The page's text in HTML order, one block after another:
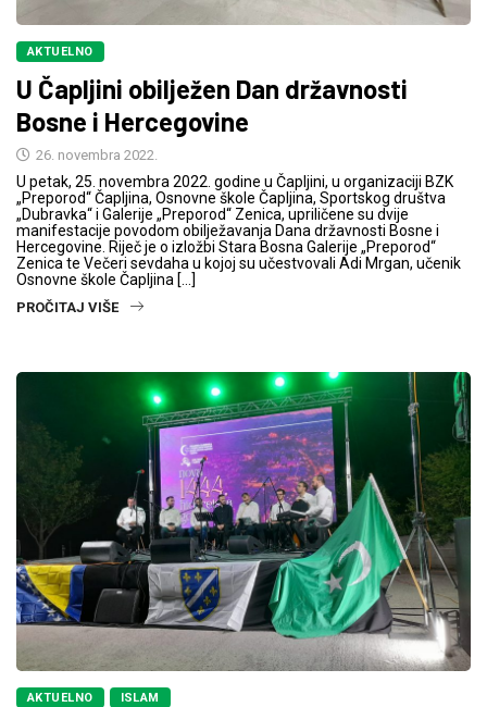
AKTUELNO
U Čapljini obilježen Dan državnosti
Bosne i Hercegovine
26. novembra 2022.
U petak, 25. novembra 2022. godine u Čapljini, u organizaciji BZK
„Preporod“ Čapljina, Osnovne škole Čapljina, Sportskog društva
„Dubravka“ i Galerije „Preporod“ Zenica, upriličene su dvije
manifestacije povodom obilježavanja Dana državnosti Bosne i
Hercegovine. Riječ je o izložbi Stara Bosna Galerije „Preporod“
Zenica te Večeri sevdaha u kojoj su učestvovali Adi Mrgan, učenik
Osnovne škole Čapljina […]
PROČITAJ VIŠE
AKTUELNO ISLAM